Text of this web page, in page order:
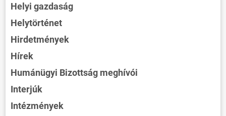
Helyi gazdaság
Helytörténet
Hirdetmények
Hírek
Humánügyi Bizottság meghívói
Interjúk
Intézmények